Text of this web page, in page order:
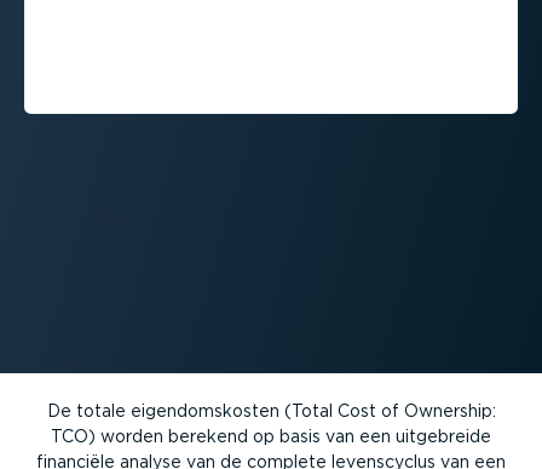
De totale eigen­doms­kosten (Total Cost of Ownership:
TCO) worden berekend op basis van een uitgebreide
financiële analyse van de complete levens­cyclus van een